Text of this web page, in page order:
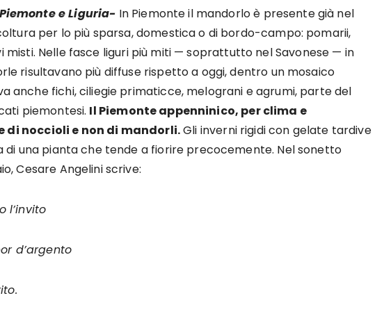
e Liguria- In Piemonte il mandorlo è presente già nel
per lo più sparsa, domestica o di bordo-campo: pomarii,
misti. Nelle fasce liguri più miti — soprattutto nel Savonese — in
risultavano più diffuse rispetto a oggi, dentro un mosaico
anche fichi, ciliegie primaticce, melograni e agrumi, parte del
piemontesi. Il Piemonte appenninico, per clima e
noccioli e non di mandorli.Gli inverni rigidi con gelate tardive
di una pianta che tende a fiorire precocemente. Nel sonetto
Cesare Angelini scrive:
l’invito
d’argento